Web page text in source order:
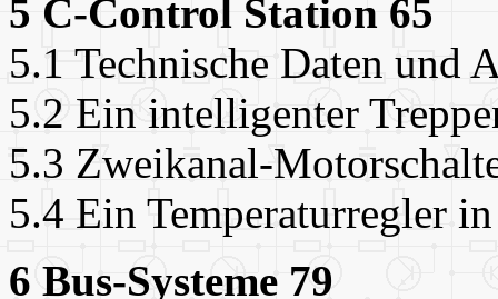
5 C-Control Station 65
5.1 Technische Daten und
5.2 Ein intelligenter
5.3 Zweikanal-
5.4 Ein Temperaturregler
6 Bus-Systeme 79